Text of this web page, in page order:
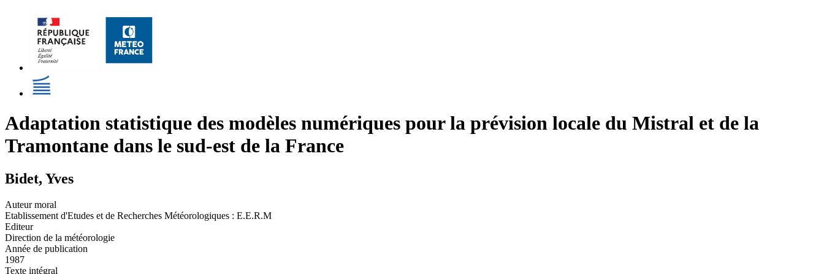
Adaptation statistique des modèles numériques pour la prévision locale du Mistral et de la
Tramontane dans le sud-est de la France
Bidet, Yves
Auteur moral
Etablissement d'Etudes et de Recherches Météorologiques : E.E.R.M
Editeur
Direction de la météorologie
Année de publication
1987
Texte intégral